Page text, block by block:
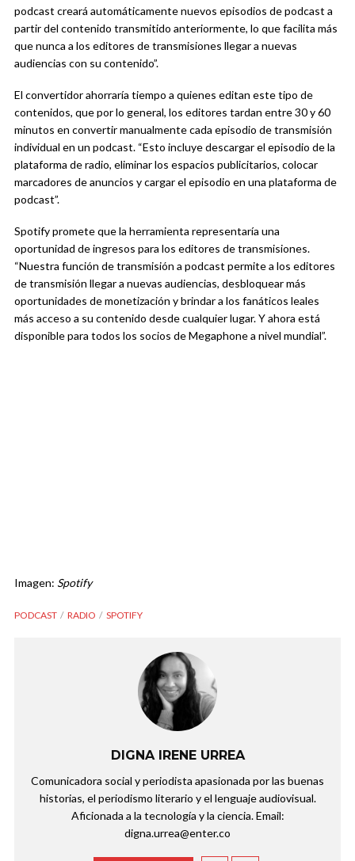
podcast creará automáticamente nuevos episodios de podcast a
partir del contenido transmitido anteriormente, lo que facilita más
que nunca a los editores de transmisiones llegar a nuevas
audiencias con su contenido”.
El convertidor ahorraría tiempo a quienes editan este tipo de
contenidos, que por lo general, los editores tardan entre 30 y 60
minutos en convertir manualmente cada episodio de transmisión
individual en un podcast. “Esto incluye descargar el episodio de la
plataforma de radio, eliminar los espacios publicitarios, colocar
marcadores de anuncios y cargar el episodio en una plataforma de
podcast”.
Spotify promete que la herramienta representaría una
oportunidad de ingresos para los editores de transmisiones.
“Nuestra función de transmisión a podcast permite a los editores
de transmisión llegar a nuevas audiencias, desbloquear más
oportunidades de monetización y brindar a los fanáticos leales
más acceso a su contenido desde cualquier lugar. Y ahora está
disponible para todos los socios de Megaphone a nivel mundial”.
Imagen: Spotify
PODCAST RADIO SPOTIFY
DIGNA IRENE URREA
Comunicadora social y periodista apasionada por las buenas
historias, el periodismo literario y el lenguaje audiovisual.
Aficionada a la tecnología y la ciencia. Email:
digna.urrea@enter.co